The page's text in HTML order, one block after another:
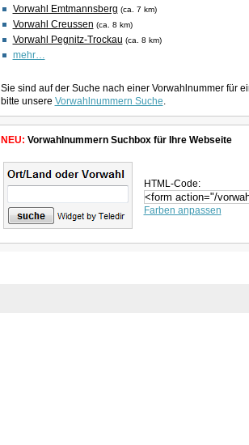
Vorwahl Emtmannsberg (ca. 7 km)
Vorwahl Creussen (ca. 8 km)
Vorwahl Pegnitz-Trockau (ca. 8 km)
mehr…
Sie sind auf der Suche nach einer Vorwahlnummer für
bitte unsere Vorwahlnummern Suche.
NEU: Vorwahlnummern Suchbox für Ihre Webseite
HTML-Code:
Farben anpassen